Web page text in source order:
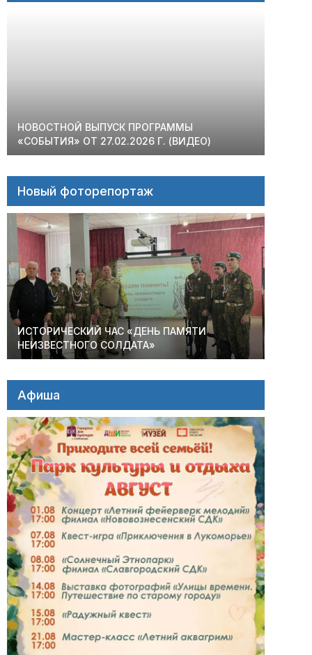
НОВОСТНОЙ ВЫПУСК ПРОГРАММЫ
«СОБЫТИЯ» ОТ 27.02.2026 Г. (ВИДЕО)
Новый фоторепортаж
ИСТОРИЧЕСКИЙ ЧАС «ДЕНЬ ПАМЯТИ
НЕИЗВЕСТНОГО СОЛДАТА»
Афиша